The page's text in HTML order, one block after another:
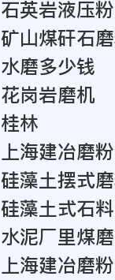
石英岩液压
矿山煤矸石
水磨多少钱
花岗岩磨机
桂林
上海建冶磨
硅藻土摆式
硅藻土式石
水泥厂里煤
上海建冶磨